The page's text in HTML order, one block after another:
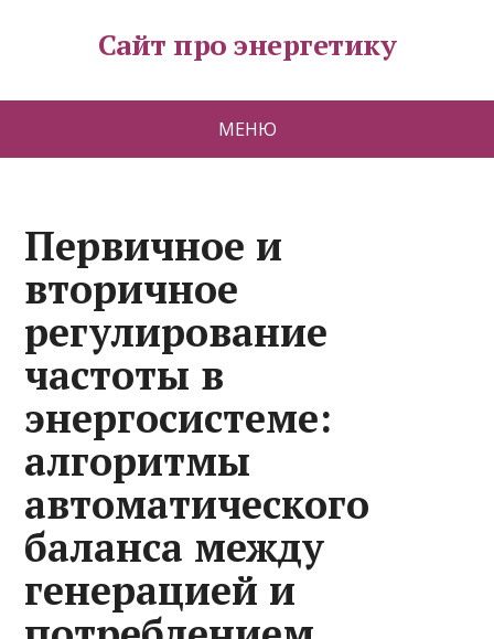
Сайт про энергетику
МЕНЮ
Первичное и
вторичное
регулирование
частоты в
энергосистеме:
алгоритмы
автоматического
баланса между
генерацией и